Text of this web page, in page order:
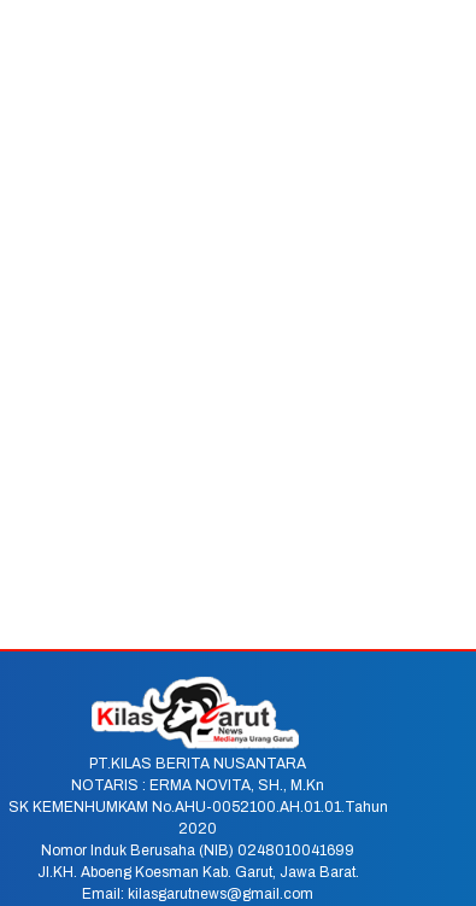
PT.KILAS BERITA NUSANTARA
NOTARIS : ERMA NOVITA, SH., M.Kn
SK KEMENHUMKAM No.AHU-0052100.AH.01.01.Tahun
2020
Nomor Induk Berusaha (NIB) 0248010041699
Jl.KH. Aboeng Koesman Kab. Garut, Jawa Barat.
Email: kilasgarutnews@gmail.com